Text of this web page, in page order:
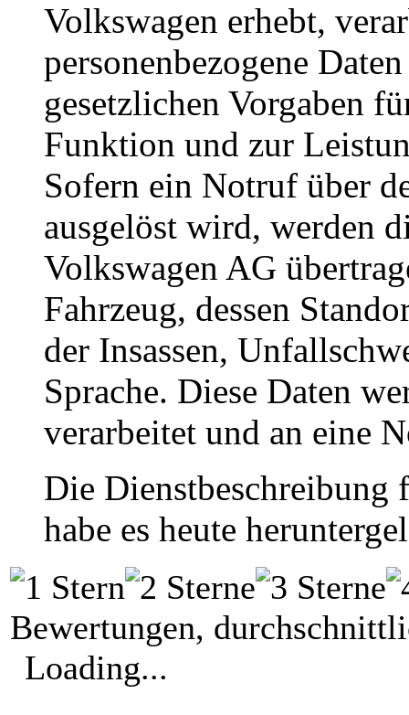
Volkswagen erhebt,
personenbezogene
gesetzlichen Vorgaben
Funktion und zur
Sofern ein Notruf über
ausgelöst wird, werden
Volkswagen AG
Fahrzeug, dessen
der Insassen,
Sprache. Diese Daten
verarbeitet und an eine
Die Dienstbeschreibung
habe es heute
Bewertungen,
Loading...